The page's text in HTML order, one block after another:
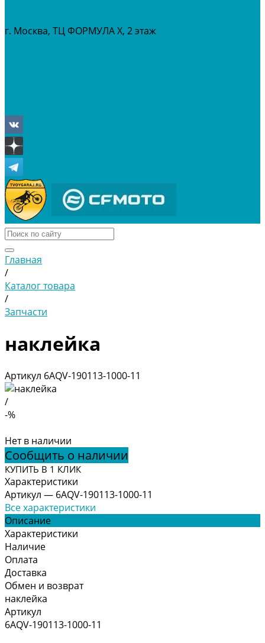
г. Москва, ТЦ ФОРМУЛА Х, 2 этаж
Главная
/
Каталог товара
/
Запчасти
наклейка
Артикул 6AQV-190113-1000-11
/
-%
Нет в наличии
Сообщить о наличии
КУПИТЬ В 1 КЛИК
Характеристики
Артикул — 6AQV-190113-1000-11
Все характеристики
Описание
Характеристики
Наличие
Оплата
Доставка
Обмен и возврат
наклейка
Артикул
6AQV-190113-1000-11